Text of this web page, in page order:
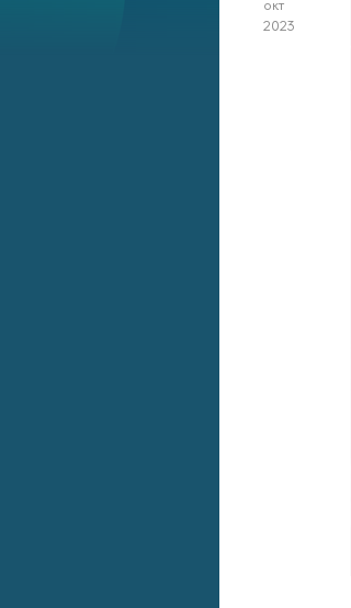
окт
2023